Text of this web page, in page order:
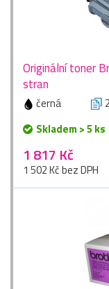
Originální toner
stran
černá
Skladem > 5 ks
1 817 Kč
1 502 Kč bez DPH